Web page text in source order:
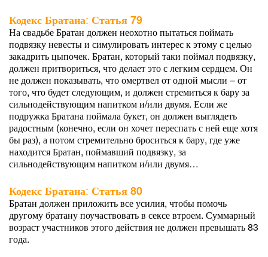
Кодекс Братана: Статья 79
На свадьбе Братан должен неохотно пытаться поймать
подвязку невесты и симулировать интерес к этому с целью
закадрить цыпочек. Братан, который таки поймал подвязку,
должен притвориться, что делает это с легким сердцем. Он
не должен показывать, что омертвел от одной мысли – от
того, что будет следующим, и должен стремиться к бару за
сильнодействующим напитком и/или двумя. Если же
подружка Братана поймала букет, он должен выглядеть
радостным (конечно, если он хочет переспать с ней еще хотя
бы раз), а потом стремительно броситься к бару, где уже
находится Братан, поймавший подвязку, за
сильнодействующим напитком и/или двумя…
Кодекс Братана: Статья 80
Братан должен приложить все усилия, чтобы помочь
другому братану поучаствовать в сексе втроем. Суммарный
возраст участников этого действия не должен превышать 83
года.